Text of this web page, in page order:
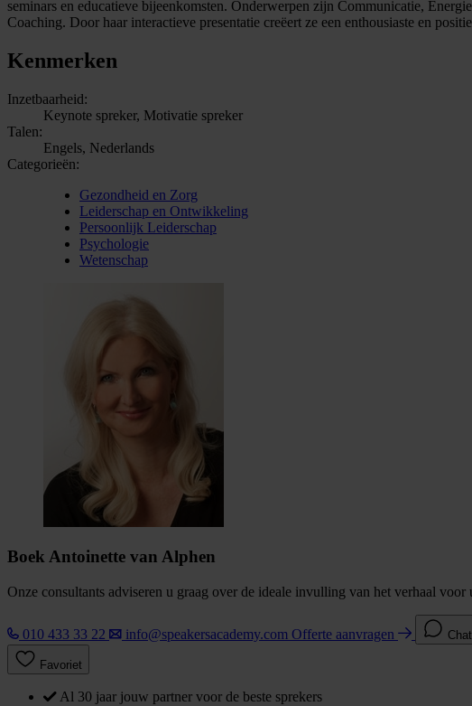
seminars en educatieve bijeenkomsten. Onderwerpen zijn Communicatie,
Coaching. Door haar interactieve presentatie creëert ze een enthousiaste en
Kenmerken
Inzetbaarheid:
Keynote spreker, Motivatie spreker
Talen:
Engels, Nederlands
Categorieën:
Gezondheid en Zorg
Leiderschap en Ontwikkeling
Persoonlijk Leiderschap
Psychologie
Wetenschap
Boek Antoinette van Alphen
Onze consultants adviseren u graag over de ideale invulling van het verhaal
010 433 33 22 info@speakersacademy.com Offerte aanvragen
Favoriet
Al 30 jaar jouw partner voor de beste sprekers